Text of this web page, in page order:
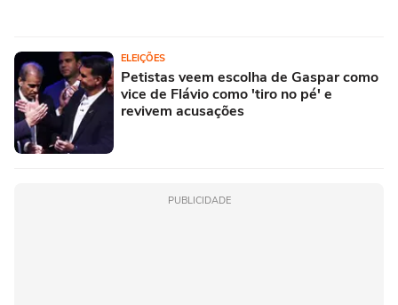
ELEIÇÕES
Petistas veem escolha de Gaspar como
vice de Flávio como 'tiro no pé' e
revivem acusações
PUBLICIDADE